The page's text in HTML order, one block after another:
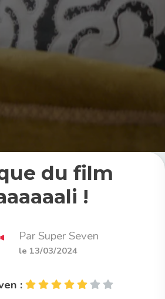
du film
!
Par Super Seven
le 13/03/2024
: